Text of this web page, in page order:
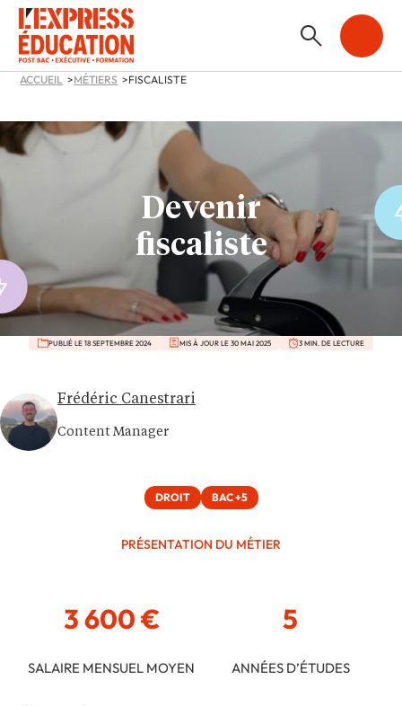
ACCUEIL MÉTIERS FISCALISTE
Devenir
fiscaliste
PUBLIÉ LE 18 SEPTEMBRE 2024 MIS À JOUR LE 30 MAI 2025 3 MIN. DE LECTURE
Frédéric Canestrari
Content Manager
DROIT BAC +5
PRÉSENTATION DU MÉTIER
3 600 €
SALAIRE MENSUEL MOYEN
5
ANNÉES D’ÉTUDES